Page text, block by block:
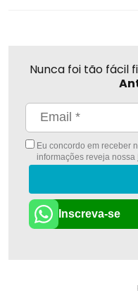
Nunca foi tão fácil
Eu concordo em receber
informações reveja nossa
Inscreva-se